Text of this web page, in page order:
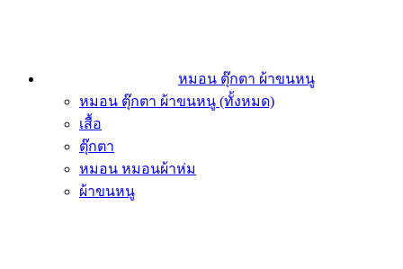
หมอน ตุ๊กตา ผ้าขนหนู
หมอน ตุ๊กตา ผ้าขนหนู (ทั้งหมด)
เสื้อ
ตุ๊กตา
หมอน หมอนผ้าห่ม
ผ้าขนหนู